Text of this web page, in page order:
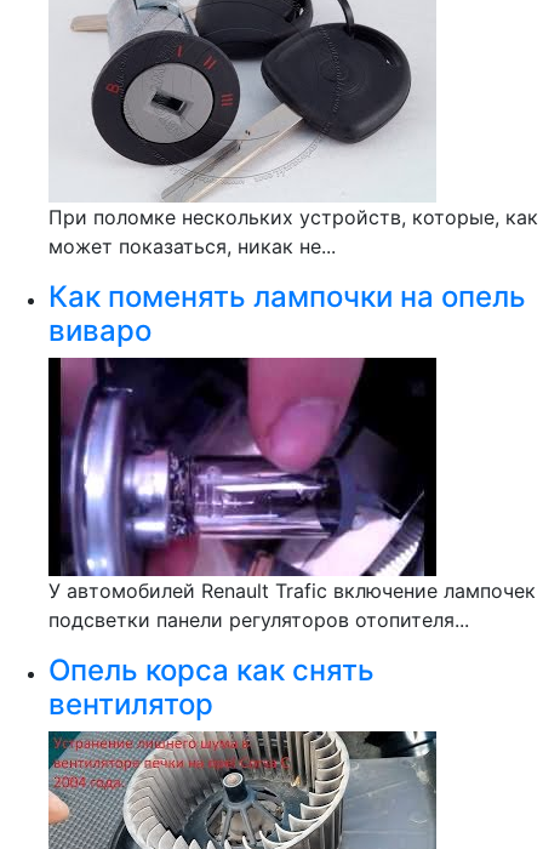
При поломке нескольких устройств, которые, как
может показаться, никак не...
Как поменять лампочки на опель
виваро
У автомобилей Renault Trafic включение лампочек
подсветки панели регуляторов отопителя...
Опель корса как снять
вентилятор